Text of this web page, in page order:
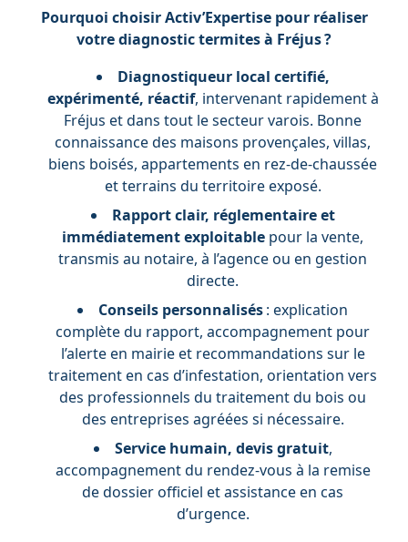
Pourquoi choisir Activ’Expertise pour réaliser
votre diagnostic termites à Fréjus ?
Diagnostiqueur local certifié,
expérimenté, réactif, intervenant rapidement à
Fréjus et dans tout le secteur varois. Bonne
connaissance des maisons provençales, villas,
biens boisés, appartements en rez-de-chaussée
et terrains du territoire exposé.
Rapport clair, réglementaire et
immédiatement exploitable pour la vente,
transmis au notaire, à l’agence ou en gestion
directe.
Conseils personnalisés: explication
complète du rapport, accompagnement pour
l’alerte en mairie et recommandations sur le
traitement en cas d’infestation, orientation vers
des professionnels du traitement du bois ou
des entreprises agréées si nécessaire.
Service humain, devis gratuit,
accompagnement du rendez-vous à la remise
de dossier officiel et assistance en cas
d’urgence.